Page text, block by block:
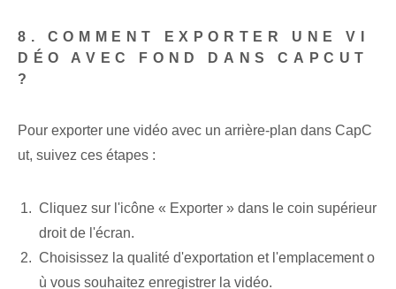
8. COMMENT EXPORTER UNE VI
DÉO AVEC FOND DANS CAPCUT
?
Pour exporter une vidéo avec un arrière-plan dans CapC
ut, suivez ces étapes :
Cliquez sur l'icône « Exporter » dans le coin supérieur
droit de l'écran.
Choisissez la qualité d'exportation et l'emplacement o
ù vous souhaitez enregistrer la vidéo.